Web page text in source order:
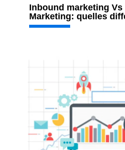
Inbound marketing Vs
Marketing: quelles